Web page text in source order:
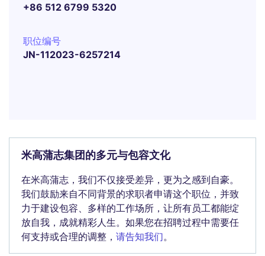
+86 512 6799 5320
职位编号
JN-112023-6257214
米高蒲志集团的多元与包容文化
在米高蒲志，我们不仅接受差异，更为之感到自豪。
我们鼓励来自不同背景的求职者申请这个职位，并致
力于建设包容、多样的工作场所，让所有员工都能绽
放自我，成就精彩人生。如果您在招聘过程中需要任
何支持或合理的调整， 请告知我们。